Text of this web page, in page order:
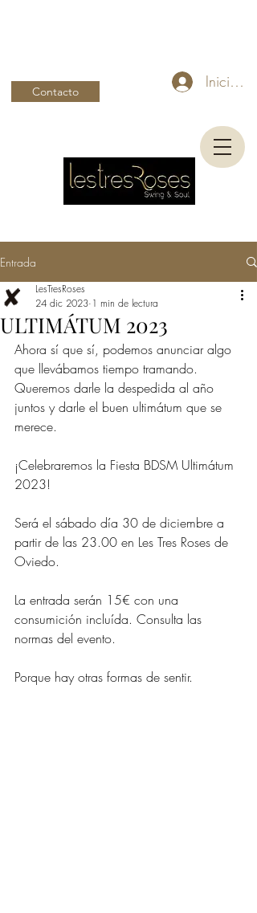
Contacto
Iniciar
Entrada
ULTIMÁTUM 2023
LesTresRoses
24 dic 2023 1 min de lectura
Ahora sí que sí, podemos anunciar algo
que llevábamos tiempo tramando.
Queremos darle la despedida al año
juntos y darle el buen ultimátum que se
merece.
¡Celebraremos la Fiesta BDSM Ultimátum
2023!
Será el sábado día 30 de diciembre a
partir de las 23.00 en Les Tres Roses de
Oviedo.
La entrada serán 15€ con una
consumición incluída. Consulta las
normas del evento.
Porque hay otras formas de sentir.